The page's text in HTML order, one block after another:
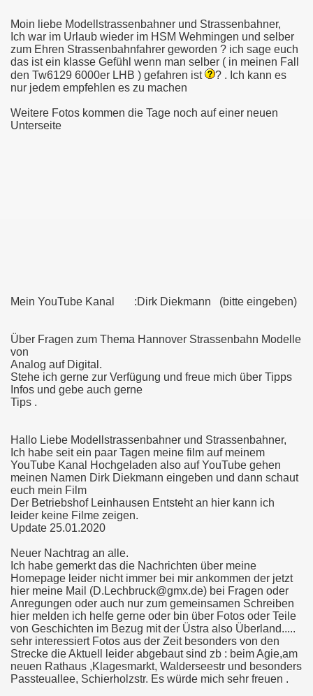
Moin liebe Modellstrassenbahner und Strassenbahner,
Ich war im Urlaub wieder im HSM Wehmingen und selber
zum Ehren Strassenbahnfahrer geworden ? ich sage euch
das ist ein klasse Gefühl wenn man selber ( in meinen Fall
den Tw6129 6000er LHB ) gefahren ist
? . Ich kann es
nur jedem empfehlen es zu machen
Weitere Fotos kommen die Tage noch auf einer neuen
Unterseite
Mein YouTube Kanal :Dirk Diekmann (bitte eingeben)
Über Fragen zum Thema Hannover Strassenbahn Modelle
von
Analog auf Digital.
Stehe ich gerne zur Verfügung und freue mich über Tipps
Infos und gebe auch gerne
Tips .
Hallo Liebe Modellstrassenbahner und Strassenbahner,
Ich habe seit ein paar Tagen meine film auf meinem
YouTube Kanal Hochgeladen also auf YouTube gehen
meinen Namen Dirk Diekmann eingeben und dann schaut
euch mein Film
Der Betriebshof Leinhausen Entsteht an hier kann ich
leider keine Filme zeigen.
Update 25.01.2020
Neuer Nachtrag an alle.
Ich habe gemerkt das die Nachrichten über meine
Homepage leider nicht immer bei mir ankommen der jetzt
hier meine Mail (D.Lechbruck@gmx.de) bei Fragen oder
Anregungen oder auch nur zum gemeinsamen Schreiben
hier melden ich helfe gerne oder bin über Fotos oder Teile
von Geschichten im Bezug mit der Üstra also Überland.....
sehr interessiert Fotos aus der Zeit besonders von den
Strecke die Aktuell leider abgebaut sind zb : beim Agie,am
neuen Rathaus ,Klagesmarkt, Walderseestr und besonders
Passteuallee, Schierholzstr. Es würde mich sehr freuen .
2018 im MVG Museum in München